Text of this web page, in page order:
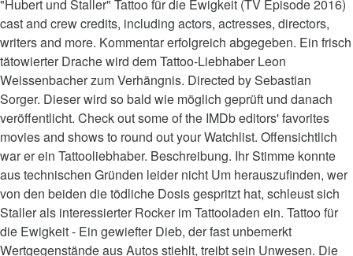
"Hubert und Staller" Tattoo für die Ewigkeit (TV Episode 2016)
cast and crew credits, including actors, actresses, directors,
writers and more. Kommentar erfolgreich abgegeben. Ein frisch
tätowierter Drache wird dem Tattoo-Liebhaber Leon
Weissenbacher zum Verhängnis. Directed by Sebastian
Sorger. Dieser wird so bald wie möglich geprüft und danach
veröffentlicht. Check out some of the IMDb editors' favorites
movies and shows to round out your Watchlist. Offensichtlich
war er ein Tattooliebhaber. Beschreibung. Ihr Stimme konnte
aus technischen Gründen leider nicht Um herauszufinden, wer
von den beiden die tödliche Dosis gespritzt hat, schleust sich
Staller als interessierter Rocker im Tattooladen ein. Tattoo für
die Ewigkeit - Ein gewiefter Dieb, der fast unbemerkt
Wertgegenstände aus Autos stiehlt, treibt sein Unwesen. Die